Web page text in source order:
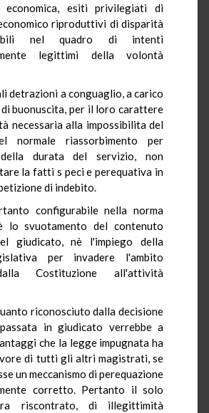
economica, esiti privilegiati di
riproduttivi di disparità
nel quadro di intenti
legittimi della volontà
detrazioni a conguaglio, a carico
buonuscita, per il loro carattere
necessaria alla impossibilita del
normale riassorbimento per
della durata del servizio, non
la fatti s peci e perequativa in
di indebito.
configurabile nella norma
lo svuotamento del contenuto
giudicato, nè l'impiego della
per invadere l'ambito
Costituzione all'attività
riconosciuto dalla decisione
in giudicato verrebbe a
che la legge impugnata ha
di tutti gli altri magistrati, se
un meccanismo di perequazione
corretto. Pertanto il solo
riscontrato, di illegittimità